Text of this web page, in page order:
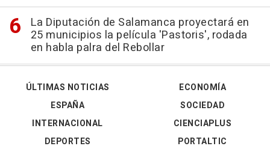
La Diputación de Salamanca proyectará en
25 municipios la película 'Pastoris', rodada
en habla palra del Rebollar
ÚLTIMAS NOTICIAS
ESPAÑA
INTERNACIONAL
DEPORTES
ECONOMÍA
SOCIEDAD
CIENCIAPLUS
PORTALTIC